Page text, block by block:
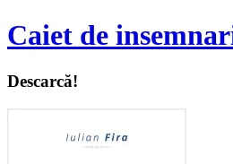
Caiet de
Descarcă!